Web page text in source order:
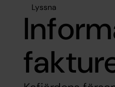
Lyssna